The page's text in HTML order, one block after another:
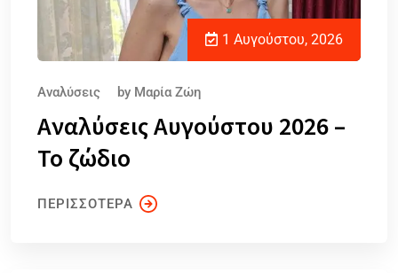
1 Αυγούστου, 2026
Αναλύσεις by Μαρία Ζώη
Αναλύσεις Αυγούστου 2026 –
Το ζώδιο
ΠΕΡΙΣΣΟΤΕΡΑ